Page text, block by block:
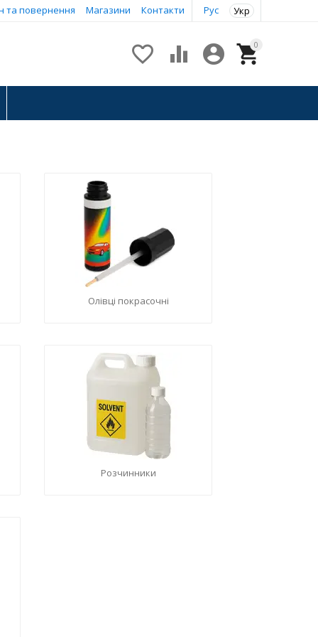
Рус Укр
та повернення Магазини Контакти
0


 
Олівці покрасочні
Розчинники